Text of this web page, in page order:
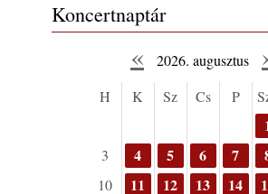
Kikkel beszéltem 2.0 – 5. rész: D
Lemezek a hatvanas-hetvenes
rész: Irving Ashby – Memoirs
2026. augusztus 04.
10 éve halt meg lapunk
helyettese, Csányi Attila
2026. augusztus 04.
Koncertnaptár
« 2026. augusztus
H K Sz Cs P
3
4 5 6 7
10 11 12 13 14